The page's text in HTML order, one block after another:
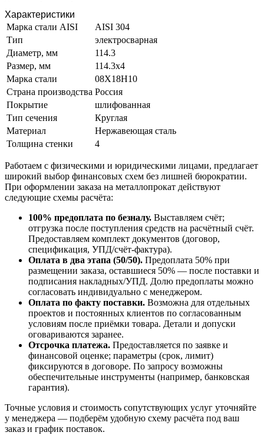
Характеристики
Марка стали AISI
AISI 304
Тип
электросварная
Диаметр, мм
114.3
Размер, мм
114.3х4
Марка стали
08Х18Н10
Страна производства Россия
Покрытие
шлифованная
Тип сечения
Круглая
Материал
Нержавеющая сталь
Толщина стенки
4
Работаем с физическими и юридическими лицами, предлагает
широкий выбор финансовых схем без лишней бюрократии.
При оформлении заказа на металлопрокат действуют
следующие схемы расчёта:
100% предоплата по безналу. Выставляем счёт;
отгрузка после поступления средств на расчётный счёт.
Предоставляем комплект документов (договор,
спецификация, УПД/счёт-фактура).
Оплата в два этапа (50/50). Предоплата 50% при
размещении заказа, оставшиеся 50% — после поставки и
подписания накладных/УПД. Долю предоплаты можно
согласовать индивидуально с менеджером.
Оплата по факту поставки. Возможна для отдельных
проектов и постоянных клиентов по согласованным
условиям после приёмки товара. Детали и допуски
оговариваются заранее.
Отсрочка платежа. Предоставляется по заявке и
финансовой оценке; параметры (срок, лимит)
фиксируются в договоре. По запросу возможны
обеспечительные инструменты (например, банковская
гарантия).
Точные условия и стоимость сопутствующих услуг уточняйте
у менеджера — подберём удобную схему расчёта под ваш
заказ и график поставок.